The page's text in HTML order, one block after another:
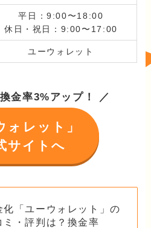
平日：9:00〜18:00
休日・祝日：9:00〜17:00
ユーウォレット
金率3%アップ！ ／
ォレット」
サイトへ
化「ユーウォレット」の
ミ・評判は？換金率